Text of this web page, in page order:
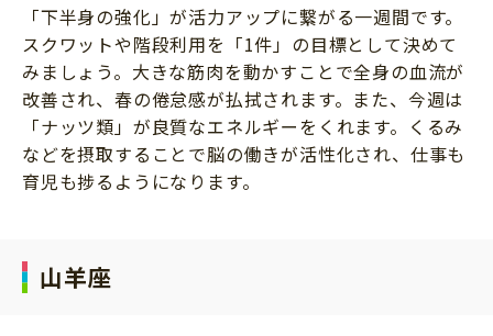
「下半身の強化」が活力アップに繋がる一週間です。
スクワットや階段利用を「1件」の目標として決めて
みましょう。大きな筋肉を動かすことで全身の血流が
改善され、春の倦怠感が払拭されます。また、今週は
「ナッツ類」が良質なエネルギーをくれます。くるみ
などを摂取することで脳の働きが活性化され、仕事も
育児も捗るようになります。
山羊座